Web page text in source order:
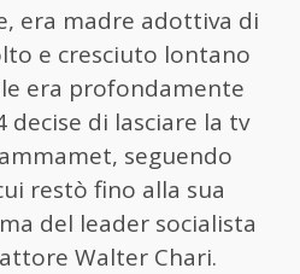
era madre adottiva di
e cresciuto lontano
era profondamente
decise di lasciare la tv
seguendo
restò fino alla sua
del leader socialista
Walter Chari.